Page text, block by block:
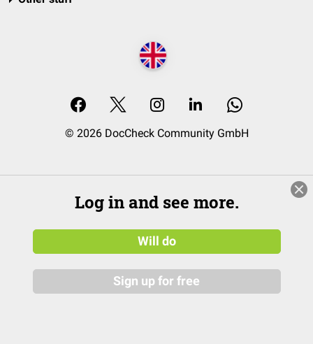
© 2026 DocCheck Community GmbH
Log in and see more.
Will do
Sign up for free